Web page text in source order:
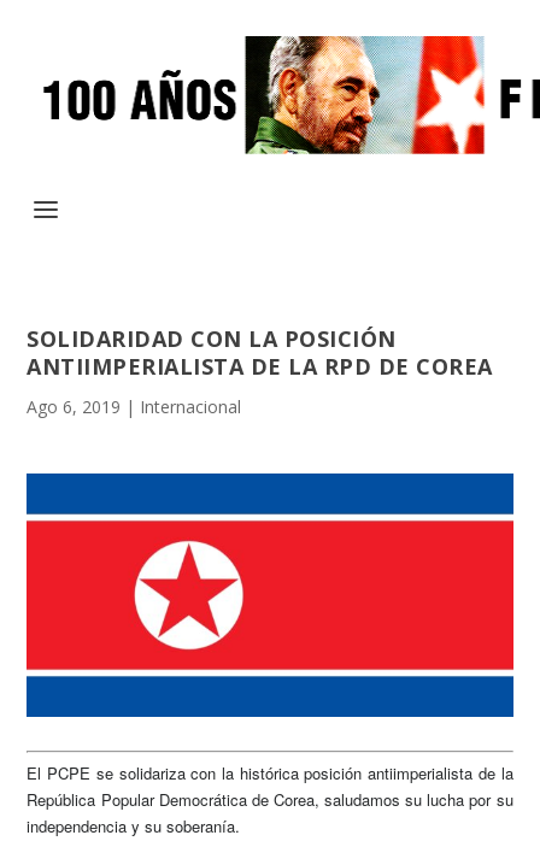
SOLIDARIDAD CON LA POSICIÓN
ANTIIMPERIALISTA DE LA RPD DE COREA
Ago 6, 2019 | Internacional
El PCPE se solidariza con la histórica posición antiimperialista de la
República Popular Democrática de Corea, saludamos su lucha por su
independencia y su soberanía.